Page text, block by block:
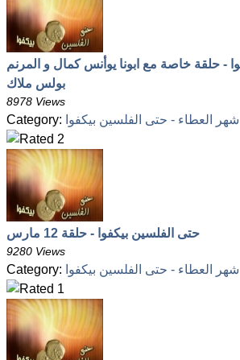
- حلقة خاصة مع ابونا يوأنس كمال و المرنم
بولس ملاك
8978 Views
Category: شهر العطاء - حتى الفلسين بيكفوا
حتى الفلسين بيكفوا - حلقة 12 مارس
9280 Views
Category: شهر العطاء - حتى الفلسين بيكفوا